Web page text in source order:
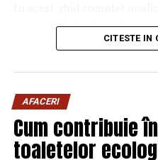
Ravenol VMP USVO 5W30
considerat unul dintre cele
Ravenol este un
fondat în anul 1946 și
pentru dezvoltarea de
CITESTE IN
AFACERI
Cum contribuie
toaletelor